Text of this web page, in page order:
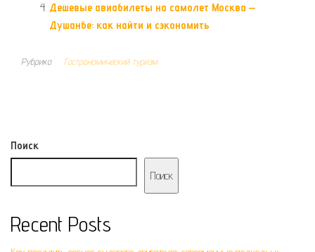
Дешевые авиабилеты на самолет Москва ‒
Душанбе: как найти и сэкономить
Рубрика Гастрономический туризм
Поиск
Поиск
Recent Posts